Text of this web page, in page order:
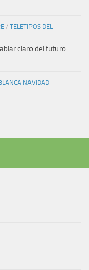
/ TELETIPOS DEL
claro del futuro
NAVIDAD